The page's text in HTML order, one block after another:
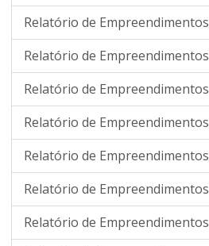
Relatório de
Relatório de
Relatório de
Relatório de
Relatório de
Relatório de
Relatório de